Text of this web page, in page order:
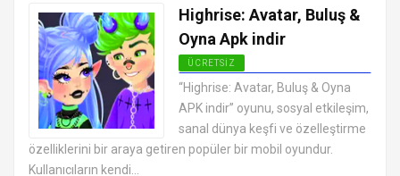
Highrise: Avatar, Buluş &
Oyna Apk indir
ÜCRETSIZ
EN İYI ANDROID APK OYUNLARI
ÜCRETSIZ
“Highrise: Avatar, Buluş & Oyna
APK indir” oyunu, sosyal etkileşim,
sanal dünya keşfi ve özelleştirme
özelliklerini bir araya getiren popüler bir mobil oyundur.
Kullanıcıların kendi...